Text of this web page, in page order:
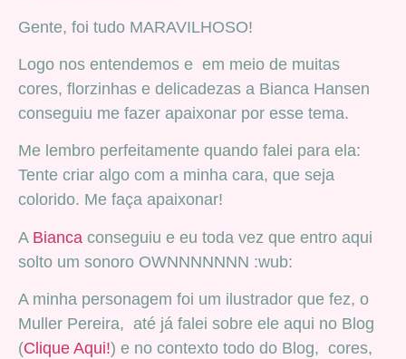
Gente, foi tudo MARAVILHOSO!
Logo nos entendemos e em meio de muitas
cores, florzinhas e delicadezas a Bianca Hansen
conseguiu me fazer apaixonar por esse tema.
Me lembro perfeitamente quando falei para ela:
Tente criar algo com a minha cara, que seja
colorido. Me faça apaixonar!
A Bianca conseguiu e eu toda vez que entro aqui
solto um sonoro OWNNNNNNN :wub:
A minha personagem foi um ilustrador que fez, o
Muller Pereira, até já falei sobre ele aqui no Blog
(Clique Aqui!) e no contexto todo do Blog, cores,